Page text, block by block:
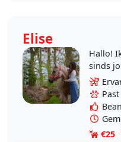
Elise
Hallo!
sinds
ik
3 uur..
€25